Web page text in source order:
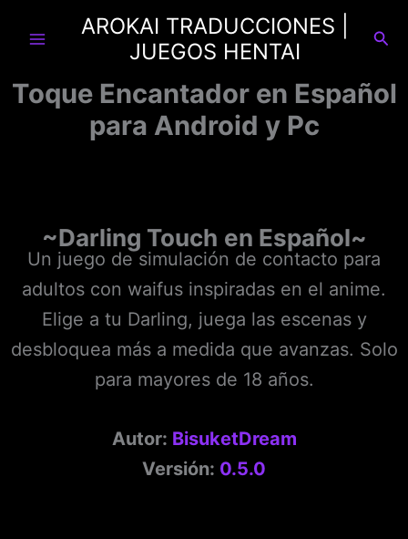
AROKAI TRADUCCIONES |
JUEGOS HENTAI
Toque Encantador en Español
para Android y Pc
~Darling Touch en Español~
Un juego de simulación de contacto para
adultos con waifus inspiradas en el anime.
Elige a tu Darling, juega las escenas y
desbloquea más a medida que avanzas. Solo
para mayores de 18 años.
Autor: BisuketDream
Versión: 0.5.0